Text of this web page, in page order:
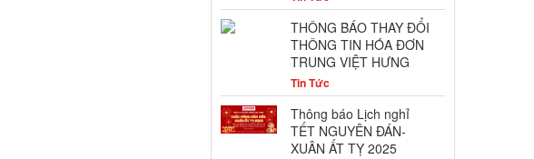
THÔNG BÁO THAY ĐỔI
THÔNG TIN HÓA ĐƠN
TRUNG VIỆT HƯNG
Tin Tức
Thông báo Lịch nghỉ
TẾT NGUYÊN ĐÁN-
XUÂN ẤT TỴ 2025